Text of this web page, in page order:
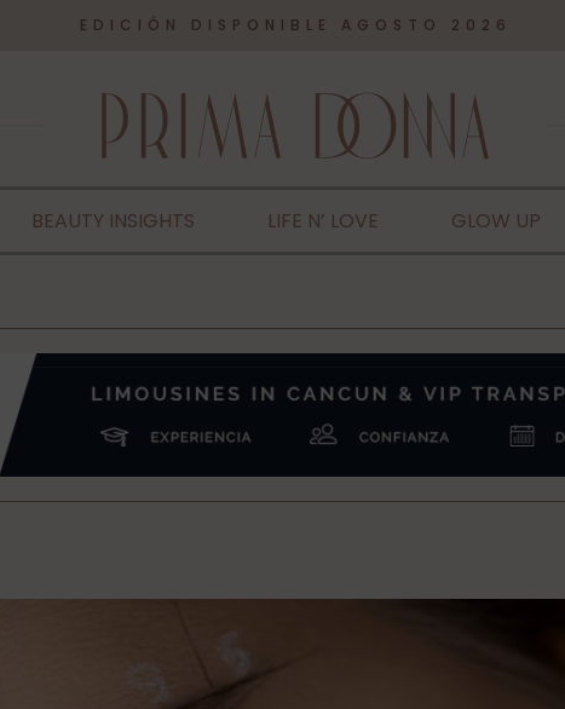
EDICIÓN DISPONIBLE AGOSTO 2026
BEAUTY INSIGHTS LIFE N’ LOVE GLOW UP